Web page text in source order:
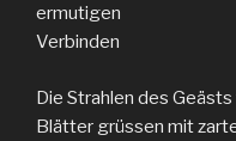
ermutigen
Verbinden
Die Strahlen des
Blätter grüssen mit